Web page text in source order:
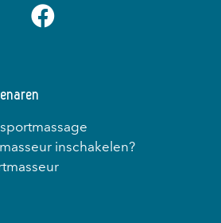
inschakelen?